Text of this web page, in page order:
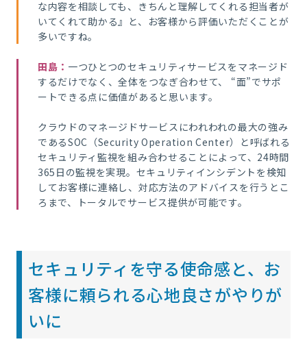
な内容を相談しても、きちんと理解してくれる担当者が
いてくれて助かる』と、お客様から評価いただくことが
多いですね。
田島 ： 一つひとつのセキュリティサービスをマネージド
するだけでなく、全体をつなぎ合わせて、 “面”でサポ
ートできる点に価値があると思います。
クラウドのマネージドサービスにわれわれの最大の強み
であるSOC（Security Operation Center）と呼ばれる
セキュリティ監視を組み合わせることによって、24時間
365日の監視を実現。セキュリティインシデントを検知
してお客様に連絡し、対応方法のアドバイスを行うとこ
ろまで、トータルでサービス提供が可能です。
セキュリティを守る使命感と、お
客様に頼られる心地良さがやりが
いに